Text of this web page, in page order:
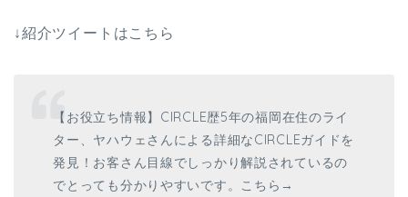
↓紹介ツイートはこちら
【お役立ち情報】CIRCLE歴5年の福岡在住のライ
ター、ヤハウェさんによる詳細なCIRCLEガイドを
発見！お客さん目線でしっかり解説されているの
でとっても分かりやすいです。こちら→